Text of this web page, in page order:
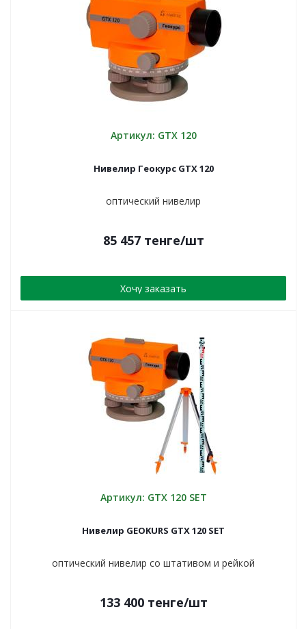
Артикул: GTX 120
Нивелир Геокурс GTX 120
оптический нивелир
85 457тенге/шт
Хочу заказать
Артикул: GTX 120 SET
Нивелир GEOKURS GTX 120 SET
оптический нивелир со штативом и рейкой
133 400тенге/шт